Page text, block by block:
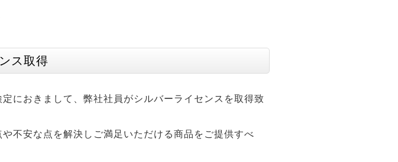
ス取得
におきまして、弊社社員がシルバーライセンスを取得致
不安な点を解決しご満足いただける商品をご提供すべ